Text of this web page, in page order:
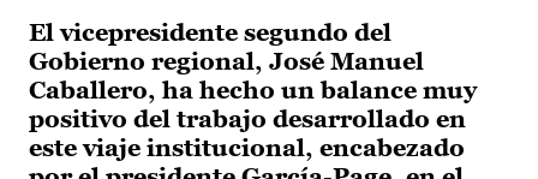
El vicepresidente segundo del
Gobierno regional, José Manuel
Caballero, ha hecho un balance muy
positivo del trabajo desarrollado en
este viaje institucional, encabezado